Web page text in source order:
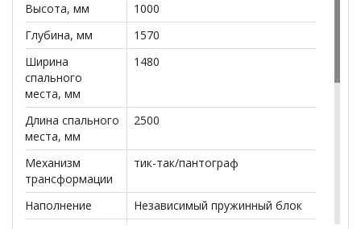
*Дополнительную информацию о том, как купить
Диван угловой Хилтонуточняйте у нашего
менеджера по телефону+79292022735.
**Цены на официальном сайте
действительны только для интернет-магазина
могут отличаться от цен в розничных магазинах-
салонах сети!
Высота, мм
1000
Глубина, мм
1570
Ширина
спального
места, мм
1480
Длина спального
места, мм
2500
Механизм
трансформации
тик-так/пантограф
Наполнение
Независимый пружинный блок